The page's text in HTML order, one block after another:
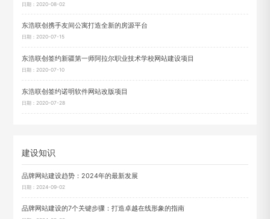
日期：2020-08-02
东浩联创携手友间公寓打造全新的房源平台
日期：2020-07-15
东浩联创签约新疆第一师阿拉尔职业技术学校网站建设项目
日期：2020-07-10
东浩联创签约诺明软件网站改版项目
日期：2020-07-28
建设知识
品牌网站建设趋势：2024年的最新发展
日期：2024-09-02
品牌网站建设的7个关键步骤：打造卓越在线形象的指南